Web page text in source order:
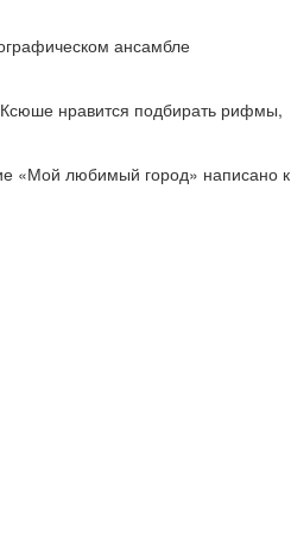
ансамбле
нравится подбирать рифмы,
«Мой любимый город» написано к